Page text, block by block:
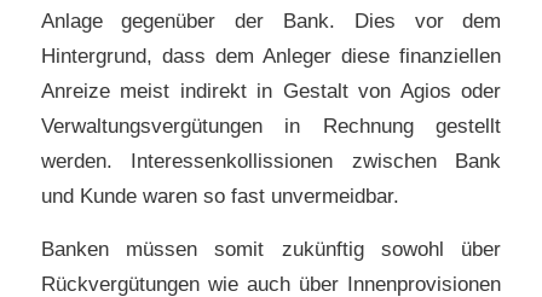
Anlage gegenüber der Bank. Dies vor dem
Hintergrund, dass dem Anleger diese finanziellen
Anreize meist indirekt in Gestalt von Agios oder
Verwaltungsvergütungen in Rechnung gestellt
werden. Interessenkollissionen zwischen Bank
und Kunde waren so fast unvermeidbar.
Banken müssen somit zukünftig sowohl über
Rückvergütungen wie auch über Innenprovisionen